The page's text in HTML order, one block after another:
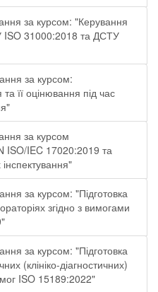
за курсом: "Керування
ISO 31000:2018 та ДСТУ
за курсом:
її оцінювання під час
за курсом
ISO/IEC 17020:2019 та
за курсом: "Підготовка
згідно з вимогами
за курсом: "Підготовка
(клініко-діагностичних)
ISO 15189:2022"